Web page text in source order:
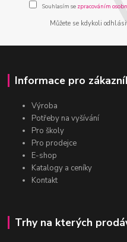
Souhlasím se zpracováním
Můžete se kdykoli
Informace pro
Výroba
Potřeby na vyšívání
Pro školy
Pro prodejce
E-shop
Katalogy a ceníky
Kontakt
Trhy na kterých